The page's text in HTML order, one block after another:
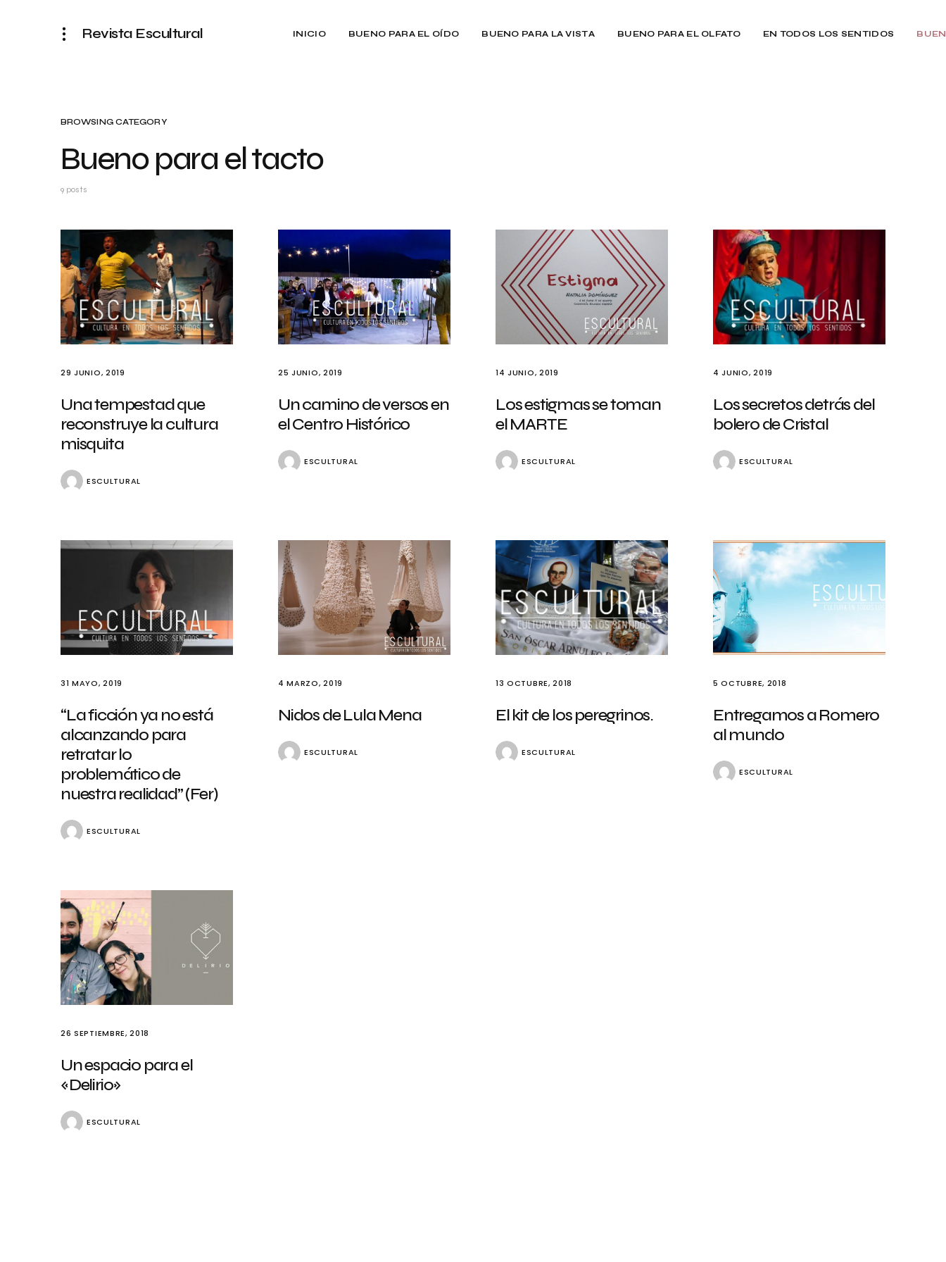
Revista Escultural INICIO BUENO PARA EL OÍDO BUENO PARA LA VISTA BUENO PARA EL OLFATO EN TODOS LOS SENTIDOS
BROWSING CATEGORY
Bueno para el tacto
9 posts
29 JUNIO, 2019
Una tempestad que
reconstruye la cultura
misquita
ESCULTURAL
25 JUNIO, 2019
Un camino de versos en
el Centro Histórico
ESCULTURAL
14 JUNIO, 2019
Los estigmas se toman
el MARTE
ESCULTURAL
4 JUNIO, 2019
Los secretos detrás del
bolero de Cristal
ESCULTURAL
31 MAYO, 2019
“La ficción ya no está
alcanzando para
retratar lo
problemático de
nuestra realidad” (Fer)
ESCULTURAL
4 MARZO, 2019
Nidos de Lula Mena
ESCULTURAL
13 OCTUBRE, 2018
El kit de los peregrinos.
ESCULTURAL
5 OCTUBRE, 2018
Entregamos a Romero
al mundo
ESCULTURAL
26 SEPTIEMBRE, 2018
Un espacio para el
«Delirio»
ESCULTURAL